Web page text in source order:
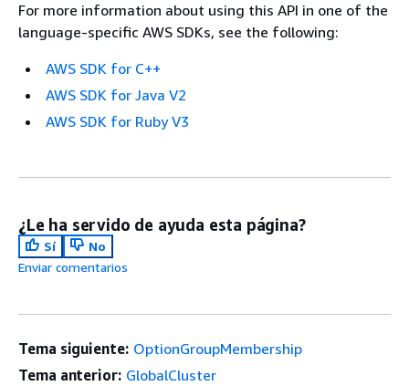
For more information about using this API in one of the
language-specific AWS SDKs, see the following:
AWS SDK for C++
AWS SDK for Java V2
AWS SDK for Ruby V3
¿Le ha servido de ayuda esta página?
Sí
No
Enviar comentarios
Tema siguiente: OptionGroupMembership
Tema anterior: GlobalCluster